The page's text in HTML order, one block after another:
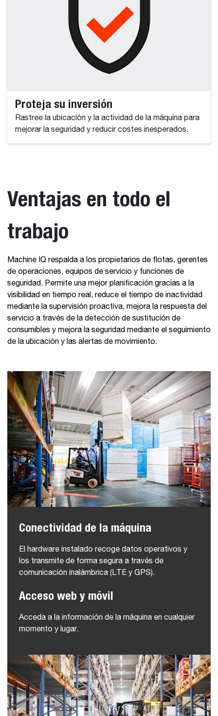
Proteja su inversión
Rastree la ubicación y la actividad de la máquina para
mejorar la seguridad y reducir costes inesperados.
Ventajas en todo el
trabajo
Machine IQ respalda a los propietarios de flotas, gerentes
de operaciones, equipos de servicio y funciones de
seguridad. Permite una mejor planificación gracias a la
visibilidad en tiempo real, reduce el tiempo de inactividad
mediante la supervisión proactiva, mejora la respuesta del
servicio a través de la detección de sustitución de
consumibles y mejora la seguridad mediante el seguimiento
de la ubicación y las alertas de movimiento.
Conectividad de la máquina
El hardware instalado recoge datos operativos y
los transmite de forma segura a través de
comunicación inalámbrica (LTE y GPS).
Acceso web y móvil
Acceda a la información de la máquina en cualquier
momento y lugar.